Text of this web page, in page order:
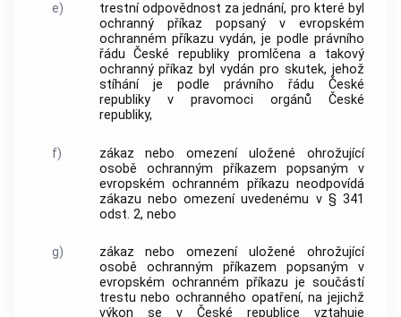
e)
trestní odpovědnost za jednání, pro které byl
ochranný příkaz popsaný v evropském
ochranném příkazu vydán, je podle právního
řádu České republiky promlčena a takový
ochranný příkaz byl vydán pro skutek, jehož
stíhání je podle právního řádu České
republiky v pravomoci orgánů České
republiky,
f)
zákaz nebo omezení uložené ohrožující
osobě ochranným příkazem popsaným v
evropském ochranném příkazu neodpovídá
zákazu nebo omezení uvedenému v § 341
odst. 2, nebo
g)
zákaz nebo omezení uložené ohrožující
osobě ochranným příkazem popsaným v
evropském ochranném příkazu je součástí
trestu nebo ochranného opatření, na jejichž
výkon se v České republice vztahuje